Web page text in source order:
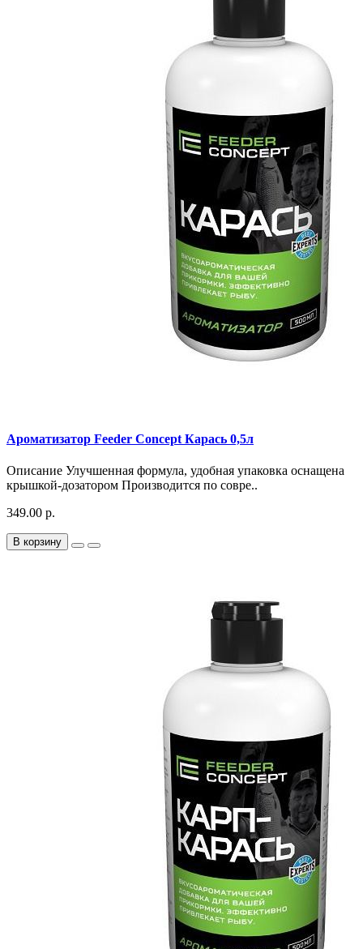
Ароматизатор Feeder Concept Карась 0,5л
Описание Улучшенная формула, удобная упаковка оснащена
крышкой-дозатором Производится по совре..
349.00 р.
В корзину